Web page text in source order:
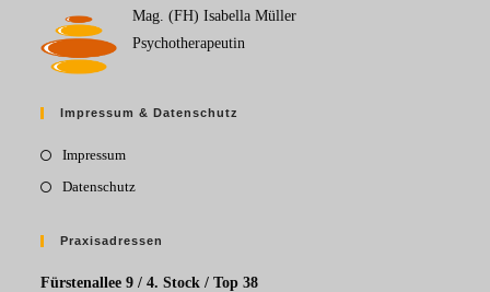
Mag. (FH) Isabella Müller
Psychotherapeutin
Impressum & Datenschutz
Impressum
Datenschutz
Praxisadressen
Fürstenallee 9 / 4. Stock / Top 38